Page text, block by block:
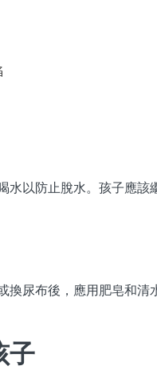
以防止脫水。孩子應該
換尿布後，應用肥皂和清
子